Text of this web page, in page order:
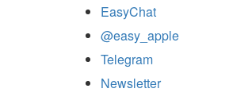
EasyChat
@easy_apple
Telegram
Newsletter